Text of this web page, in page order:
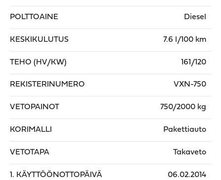
POLTTOAINE Diesel
KESKIKULUTUS 7.6 l/100 km
TEHO (HV/KW) 161/120
REKISTERINUMERO VXN-750
VETOPAINOT 750/2000 kg
KORIMALLI Pakettiauto
VETOTAPA Takaveto
1. KÄYTTÖÖNOTTOPÄIVÄ 06.02.2014